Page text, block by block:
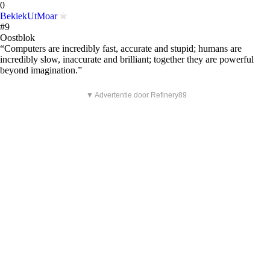
0
BekiekUtMoar
#9
Oostblok
“Computers are incredibly fast, accurate and stupid; humans are
incredibly slow, inaccurate and brilliant; together they are powerful
beyond imagination.”
▼ Advertentie door Refinery89